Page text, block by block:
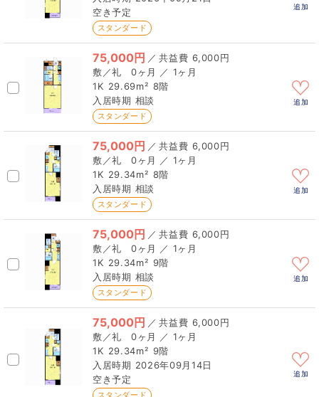
空き予定
スタンダード
追加
75,000円 ／
6,000円
0ヶ月 ／ 1ヶ月
1K 29.69m² 8階
相談
スタンダード
追加
75,000円 ／
6,000円
0ヶ月 ／ 1ヶ月
1K 29.34m² 8階
相談
スタンダード
追加
75,000円 ／
6,000円
0ヶ月 ／ 1ヶ月
1K 29.34m² 9階
相談
スタンダード
追加
75,000円 ／
6,000円
0ヶ月 ／ 1ヶ月
1K 29.34m² 9階
2026年09月14日
空き予定
スタンダード
追加